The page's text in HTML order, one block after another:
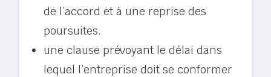
de l’accord et à une reprise des
poursuites.
une clause prévoyant le délai dans
lequel l’entreprise doit se conformer